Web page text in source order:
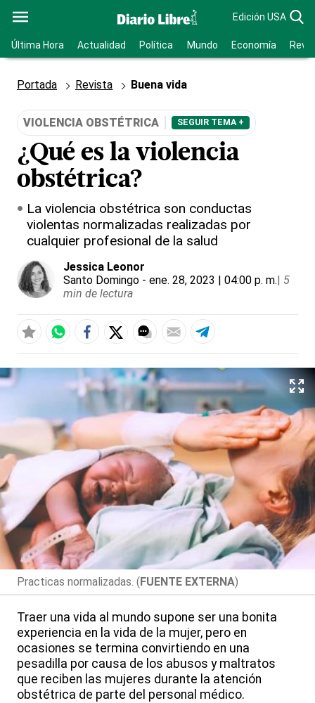
Edición USA
Última Hora Actualidad Política Mundo Economía
Portada Revista Buena vida
VIOLENCIA OBSTÉTRICA SEGUIR TEMA +
¿Qué es la violencia
obstétrica?
La violencia obstétrica son conductas
violentas normalizadas realizadas por
cualquier profesional de la salud
Jessica Leonor
Santo Domingo - ene. 28, 2023 | 04:00 p. m.| 5
min de lectura
Practicas normalizadas. (FUENTE EXTERNA)
Traer una vida al mundo supone ser una bonita
experiencia en la vida de la mujer, pero en
ocasiones se termina convirtiendo en una
pesadilla por causa de los abusos y maltratos
que reciben las mujeres durante la atención
obstétrica de parte del personal médico.